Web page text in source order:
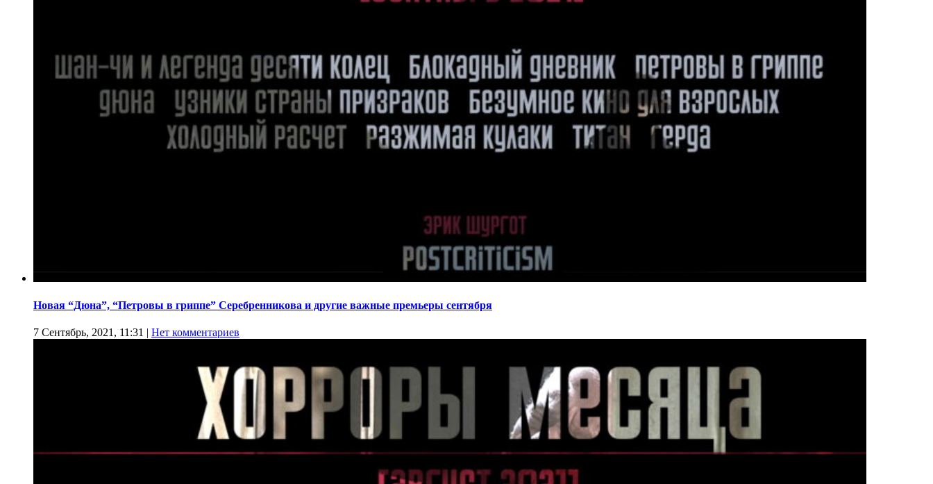
Новая “Дюна”, “Петровы в гриппе” Серебренникова и другие важные премьеры сентября
7 Сентябрь, 2021, 11:31 | Нет комментариев